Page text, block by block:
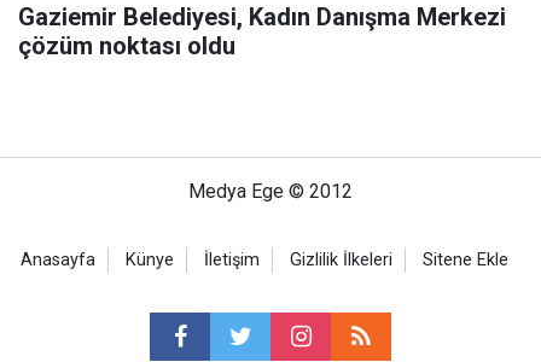
Gaziemir Belediyesi, Kadın Danışma Merkezi
çözüm noktası oldu
Medya Ege © 2012
Anasayfa Künye İletişim Gizlilik İlkeleri Sitene Ekle